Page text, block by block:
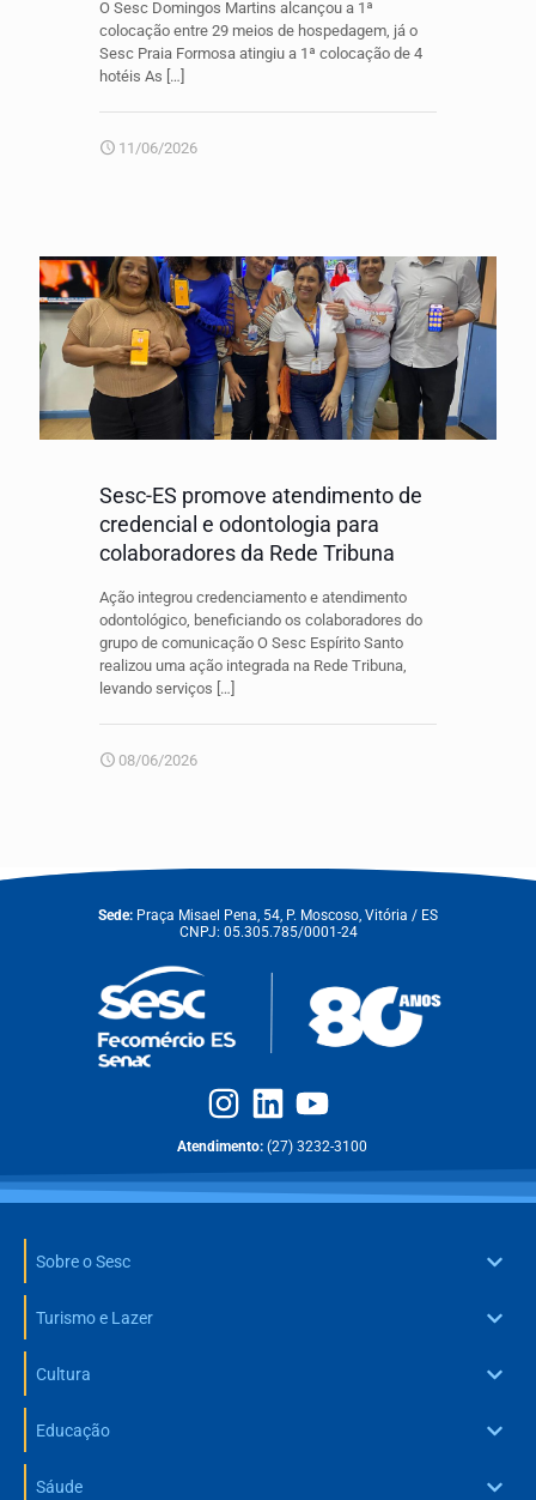
O Sesc Domingos Martins alcançou a 1ª
colocação entre 29 meios de hospedagem, já o
Sesc Praia Formosa atingiu a 1ª colocação de 4
hotéis As […]
11/06/2026
Sesc-ES promove atendimento de
credencial e odontologia para
colaboradores da Rede Tribuna
Ação integrou credenciamento e atendimento
odontológico, beneficiando os colaboradores do
grupo de comunicação O Sesc Espírito Santo
realizou uma ação integrada na Rede Tribuna,
levando serviços […]
08/06/2026
Sede: Praça Misael Pena, 54, P. Moscoso, Vitória / ES
CNPJ: 05.305.785/0001-24
Atendimento: (27) 3232-3100
Sobre o Sesc
Turismo e Lazer
Cultura
Educação
Sáude